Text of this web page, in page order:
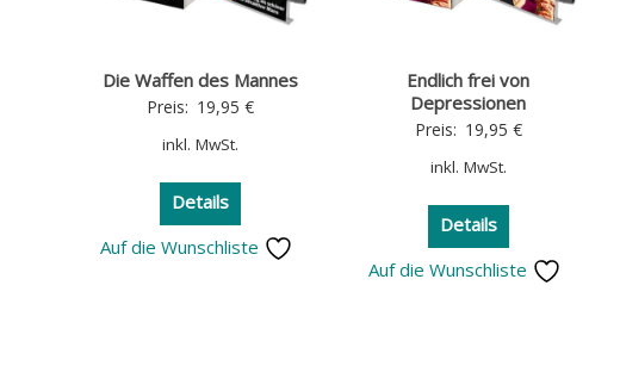
Die Waffen des Mannes
Preis: 19,95 €
inkl. MwSt.
Details
Auf die Wunschliste
Endlich frei von
Depressionen
Preis: 19,95 €
inkl. MwSt.
Details
Auf die Wunschliste